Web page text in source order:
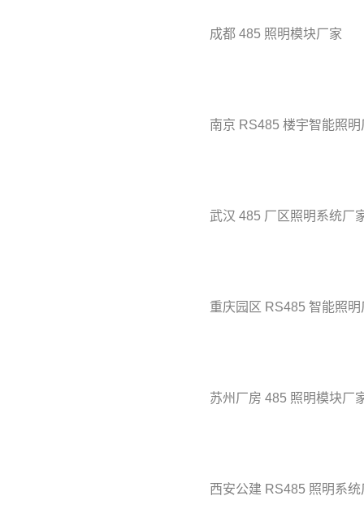
成都 485 照明模块厂家
南京 RS485 楼宇智能照明
武汉 485 厂区照明系统厂
重庆园区 RS485 智能照明
苏州厂房 485 照明模块厂
西安公建 RS485 照明系统